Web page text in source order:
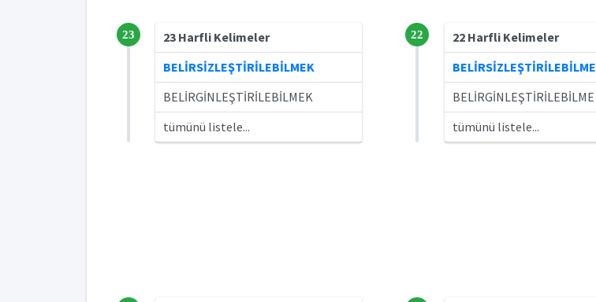
23
23 Harfli Kelimeler
BELİRSİZLEŞTİRİLEBİLMEK
BELİRGİNLEŞTİRİLEBİLMEK
tümünü listele...
22
22 Harfli Kelimeler
BELİRSİZLEŞTİRİLEBİLME
BELİRGİNLEŞTİRİLEBİLME
tümünü listele...